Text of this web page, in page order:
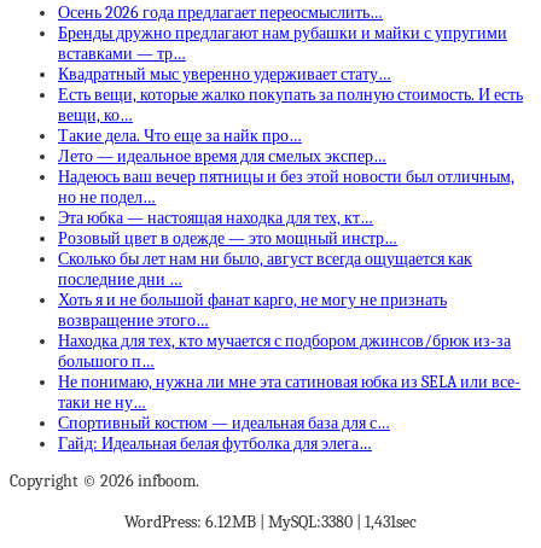
Осень 2026 года предлагает переосмыслить…
Бренды дружно предлагают нам рубашки и майки с упругими
вставками — тр…
Квадратный мыс уверенно удерживает стату…
Есть вещи, которые жалко покупать за полную стоимость. И есть
вещи, ко…
Такие дела. Что еще за найк про…
Лето — идеальное время для смелых экспер…
Надеюсь ваш вечер пятницы и без этой новости был отличным,
но не подел…
Эта юбка — настоящая находка для тех, кт…
Розовый цвет в одежде — это мощный инстр…
Сколько бы лет нам ни было, август всегда ощущается как
последние дни …
Хоть я и не большой фанат карго, не могу не признать
возвращение этого…
Находка для тех, кто мучается с подбором джинсов/брюк из-за
большого п…
Не понимаю, нужна ли мне эта сатиновая юбка из SELA или все-
таки не ну…
Спортивный костюм — идеальная база для с…
Гайд: Идеальная белая футболка для элега…
Copyright © 2026 infboom.
WordPress: 6.12MB | MySQL:3380 | 1,431sec